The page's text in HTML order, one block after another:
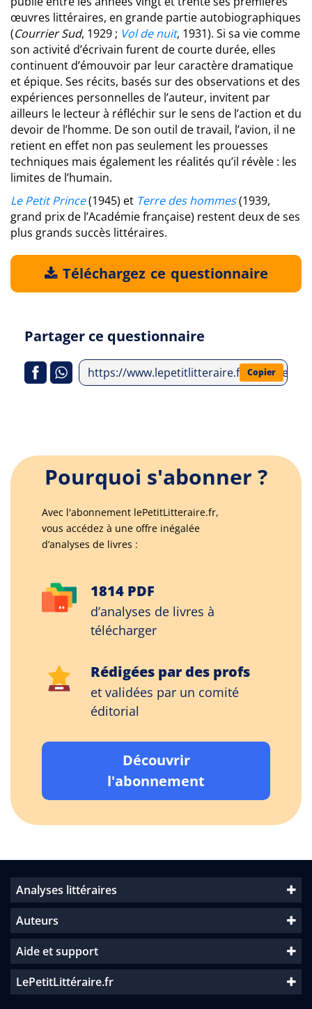
œuvres littéraires, en grande partie autobiographiques
(Courrier Sud, 1929 ; Vol de nuit, 1931). Si sa vie comme
son activité d’écrivain furent de courte durée, elles
continuent d’émouvoir par leur caractère dramatique
et épique. Ses récits, basés sur des observations et des
expériences personnelles de l’auteur, invitent par
ailleurs le lecteur à réfléchir sur le sens de l’action et du
devoir de l’homme. De son outil de travail, l’avion, il ne
retient en effet non pas seulement les prouesses
techniques mais également les réalités qu’il révèle : les
limites de l’humain.
Le Petit Prince(1945) et Terre des hommes(1939,
grand prix de l’Académie française) restent deux de ses
plus grands succès littéraires.
Téléchargez ce questionnaire
Partager ce questionnaire
https://www.lepetitlitteraire.fr/analyses-
Copier
Pourquoi s'abonner ?
Avec l'abonnement lePetitLitteraire.fr,
vous accédez à une offre inégalée
d’analyses de livres :
1814 PDF
d’analyses de livres à
télécharger
Rédigées par des profs
et validées par un comité
éditorial
Découvrir
l'abonnement
Analyses littéraires
Auteurs
Aide et support
LePetitLittéraire.fr